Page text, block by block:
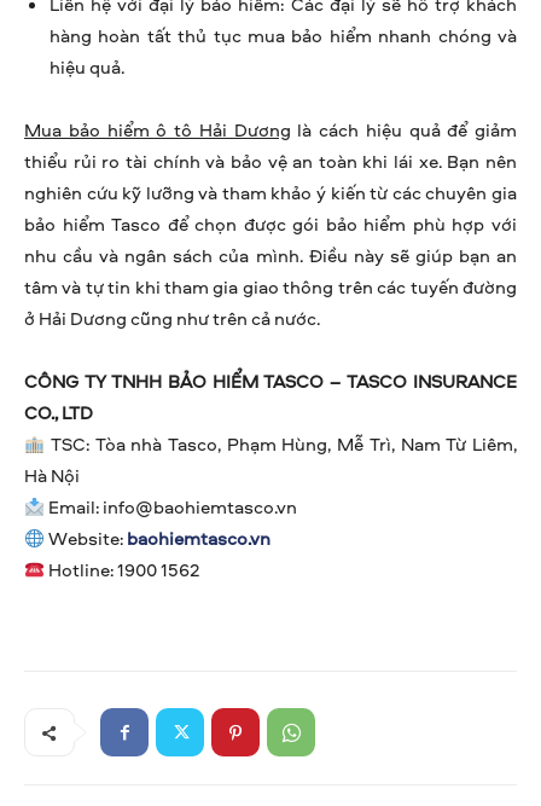
hàng hoàn tất thủ tục mua bảo hiểm nhanh chóng và
hiệu quả.
Mua bảo hiểm ô tô Hải Dương là cách hiệu quả để giảm
thiểu rủi ro tài chính và bảo vệ an toàn khi lái xe. Bạn nên
nghiên cứu kỹ lưỡng và tham khảo ý kiến từ các chuyên gia
bảo hiểm Tasco để chọn được gói bảo hiểm phù hợp với
nhu cầu và ngân sách của mình. Điều này sẽ giúp bạn an
tâm và tự tin khi tham gia giao thông trên các tuyến đường
ở Hải Dương cũng như trên cả nước.
CÔNG TY TNHH BẢO HIỂM TASCO – TASCO INSURANCE
CO., LTD
TSC: Tòa nhà Tasco, Phạm Hùng, Mễ Trì, Nam Từ Liêm,
Hà Nội
Email:info@baohiemtasco.vn
Website:baohiemtasco.vn
Hotline: 1900 1562